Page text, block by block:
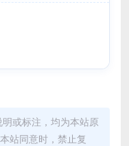
或标注，均为本站原
站同意时，禁止复